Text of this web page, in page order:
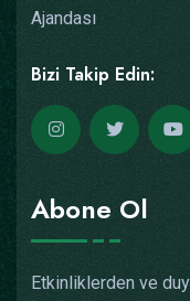
Ajandası
Bizi Takip Edin:
Abone Ol
Etkinliklerden ve